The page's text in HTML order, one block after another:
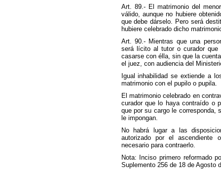
Art. 89.- El matrimonio del
válido, aunque no hubiere
que debe dárselo. Pero será
hubiere celebrado dicho
Art. 90.- Mientras que una
será lícito al tutor o curador que
casarse con élla, sin que la
el juez, con audiencia del
Igual inhabilidad se extiende a
matrimonio con el pupilo o pupila.
El matrimonio celebrado en
curador que lo haya contraído o
que por su cargo le corresponda,
le impongan.
No habrá lugar a las
autorizado por el ascendiente
necesario para contraerlo.
Nota: Inciso primero reformado
Suplemento 256 de 18 de Agosto